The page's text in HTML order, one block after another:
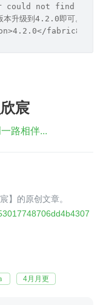
could not find the
升级到4.2.0即可。
宸
路相伴...
】的原创文章。
4月月更